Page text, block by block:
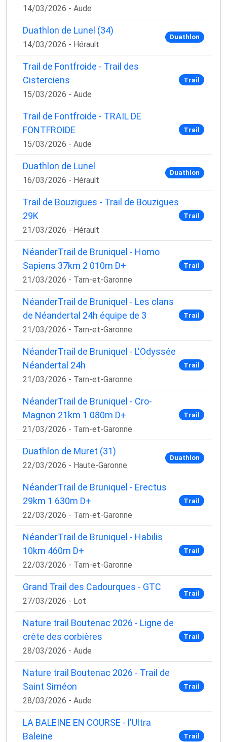
14/03/2026 - Aude
Duathlon de Lunel (34)
14/03/2026 - Hérault
Duathlon
Trail de Fontfroide - Trail des
Cisterciens
15/03/2026 - Aude
Trail
Trail de Fontfroide - TRAIL DE
FONTFROIDE
15/03/2026 - Aude
Trail
Duathlon de Lunel
16/03/2026 - Hérault
Duathlon
Trail de Bouzigues - Trail de Bouzigues
29K
21/03/2026 - Hérault
Trail
NéanderTrail de Bruniquel - Homo
Sapiens 37km 2 010m D+
21/03/2026 - Tarn-et-Garonne
Trail
NéanderTrail de Bruniquel - Les clans
de Néandertal 24h équipe de 3
21/03/2026 - Tarn-et-Garonne
Trail
NéanderTrail de Bruniquel - L'Odyssée
Néandertal 24h
21/03/2026 - Tarn-et-Garonne
Trail
NéanderTrail de Bruniquel - Cro-
Magnon 21km 1 080m D+
21/03/2026 - Tarn-et-Garonne
Trail
Duathlon de Muret (31)
22/03/2026 - Haute-Garonne
Duathlon
NéanderTrail de Bruniquel - Erectus
29km 1 630m D+
22/03/2026 - Tarn-et-Garonne
Trail
NéanderTrail de Bruniquel - Habilis
10km 460m D+
22/03/2026 - Tarn-et-Garonne
Trail
Grand Trail des Cadourques - GTC
27/03/2026 - Lot
Trail
Nature trail Boutenac 2026 - Ligne de
crète des corbières
28/03/2026 - Aude
Trail
Nature trail Boutenac 2026 - Trail de
Saint Siméon
28/03/2026 - Aude
Trail
LA BALEINE EN COURSE - l'Ultra
Baleine
Trail